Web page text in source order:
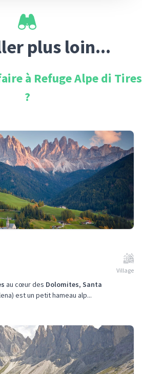
plus loin...
à Refuge Alpe di Tires
?
Village
au cœur des Dolomites, Santa
est un petit hameau alp...